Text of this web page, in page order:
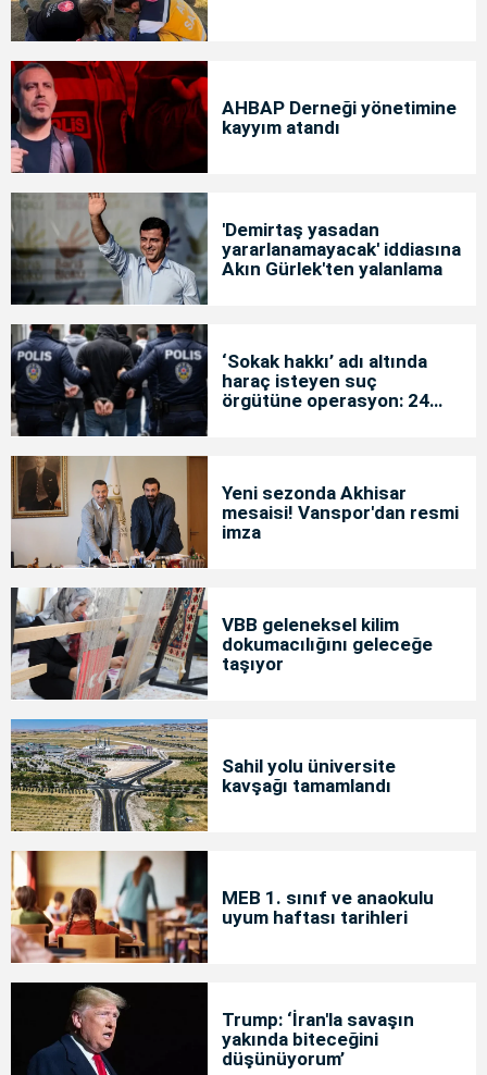
AHBAP Derneği yönetimine
kayyım atandı
'Demirtaş yasadan
yararlanamayacak' iddiasına
Akın Gürlek'ten yalanlama
‘Sokak hakkı’ adı altında
haraç isteyen suç
örgütüne operasyon: 24
Yeni sezonda Akhisar
mesaisi! Vanspor'dan resmi
imza
VBB geleneksel kilim
dokumacılığını geleceğe
taşıyor
Sahil yolu üniversite
kavşağı tamamlandı
MEB 1. sınıf ve anaokulu
uyum haftası tarihleri
Trump: ‘İran'la savaşın
yakında biteceğini
düşünüyorum’